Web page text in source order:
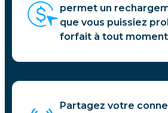
permet un
que vous puissiez
forfait à tout
Partagez votre